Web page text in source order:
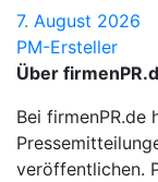
7. August 2026
PM-Ersteller
Über
Bei firmenPR.de
veröffentlichen.